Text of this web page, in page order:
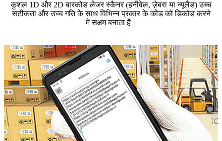
कुशल 1D और 2D बारकोड लेजर स्कैनर (हनीवेल, ज़ेबरा या न्यूलैंड) उच्च
सटीकता और उच्च गति के साथ विभिन्न प्रकार के कोड को डिकोड करने
में सक्षम बनाता है।